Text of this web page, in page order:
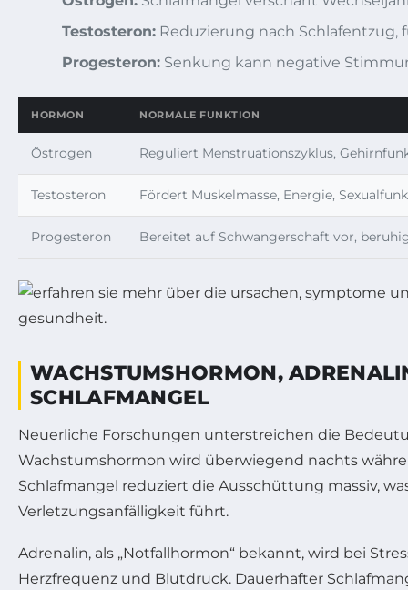
Testosteron: Reduzierung nach
Progesteron: Senkung kann negative
HORMON NORMALE FUNKTION
Östrogen Reguliert Menstruationszyklus,
Testosteron Fördert Muskelmasse, Energie,
Progesteron Bereitet auf Schwangerschaft vor,
WACHSTUMSHORMON,
SCHLAFMANGEL
Neuerliche Forschungen unterstreichen die
Wachstumshormon wird überwiegend nachts
Schlafmangel reduziert die Ausschüttung massiv,
Verletzungsanfälligkeit führt.
Adrenalin, als „Notfallhormon“ bekannt, wird bei
Herzfrequenz und Blutdruck. Dauerhafter